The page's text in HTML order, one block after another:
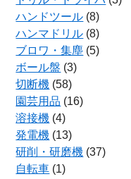
ハンドツール (8)
ハンマドリル (8)
ブロワ・集塵 (5)
ボール盤 (3)
切断機 (58)
園芸用品 (16)
溶接機 (4)
発電機 (13)
研削・研磨機 (37)
自転車 (1)